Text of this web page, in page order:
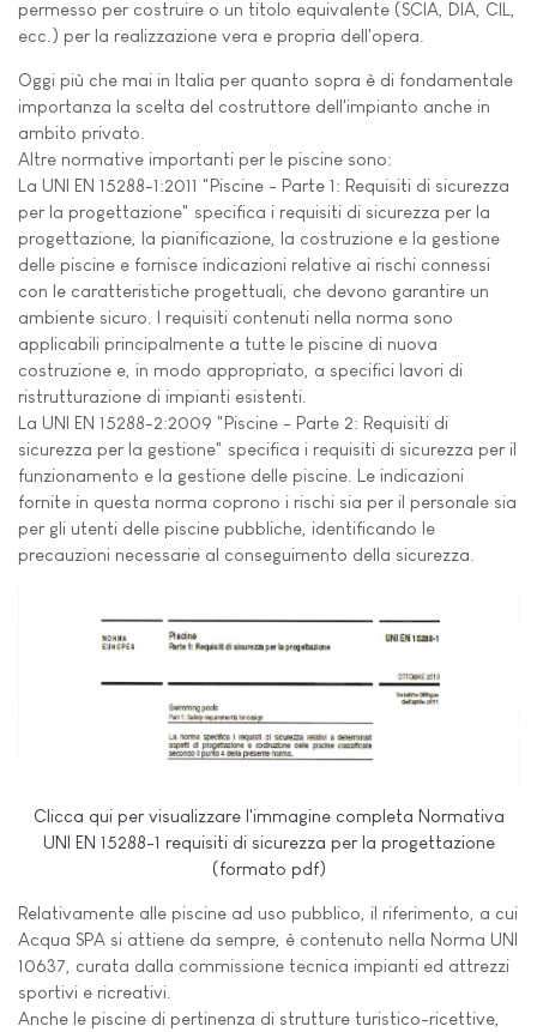
permesso per costruire o un titolo equivalente (SCIA, DIA, CIL,
ecc.) per la realizzazione vera e propria dell'opera.
Oggi più che mai in Italia per quanto sopra è di fondamentale
importanza la scelta del costruttore dell'impianto anche in
ambito privato.
Altre normative importanti per le piscine sono:
La UNI EN 15288-1:2011 "Piscine - Parte 1: Requisiti di sicurezza
per la progettazione" specifica i requisiti di sicurezza per la
progettazione, la pianificazione, la costruzione e la gestione
delle piscine e fornisce indicazioni relative ai rischi connessi
con le caratteristiche progettuali, che devono garantire un
ambiente sicuro. I requisiti contenuti nella norma sono
applicabili principalmente a tutte le piscine di nuova
costruzione e, in modo appropriato, a specifici lavori di
ristrutturazione di impianti esistenti.
La UNI EN 15288-2:2009 "Piscine - Parte 2: Requisiti di
sicurezza per la gestione" specifica i requisiti di sicurezza per il
funzionamento e la gestione delle piscine. Le indicazioni
fornite in questa norma coprono i rischi sia per il personale sia
per gli utenti delle piscine pubbliche, identificando le
precauzioni necessarie al conseguimento della sicurezza.
Clicca qui per visualizzare l'immagine completa Normativa
UNI EN 15288-1 requisiti di sicurezza per la progettazione
(formato pdf)
Relativamente alle piscine ad uso pubblico, il riferimento, a cui
Acqua SPA si attiene da sempre, è contenuto nella Norma UNI
10637, curata dalla commissione tecnica impianti ed attrezzi
sportivi e ricreativi.
Anche le piscine di pertinenza di strutture turistico-ricettive,